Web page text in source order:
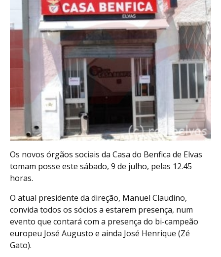
Os novos órgãos sociais da Casa do Benfica de Elvas
tomam posse este sábado, 9 de julho, pelas 12.45
horas.
O atual presidente da direção, Manuel Claudino,
convida todos os sócios a estarem presença, num
evento que contará com a presença do bi-campeão
europeu José Augusto e ainda José Henrique (Zé
Gato).